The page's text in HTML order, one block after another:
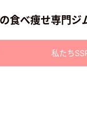
食べ痩せ専門ジ
私たち